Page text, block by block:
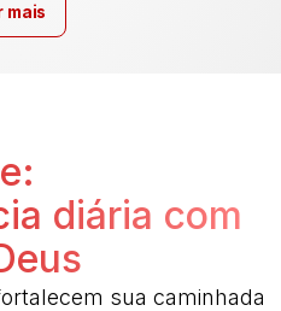
mais
diária com
sua caminhada